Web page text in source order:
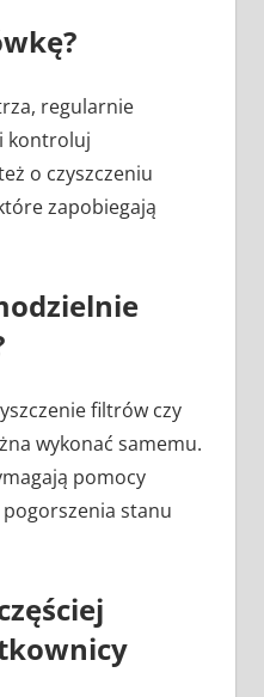
regularnie
kontroluj
o czyszczeniu
zapobiegają
filtrów czy
wykonać samemu.
pomocy
stanu